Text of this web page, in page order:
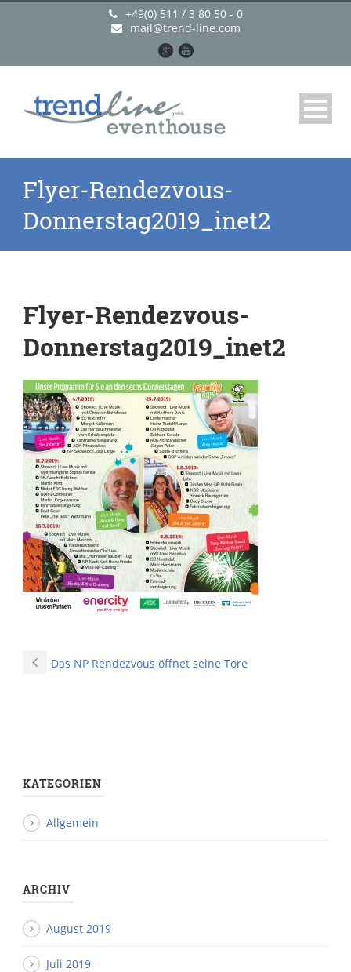
+49(0) 511 / 3 80 50 - 0
mail@trend-line.com
Flyer-Rendezvous-
Donnerstag2019_inet2
Flyer-Rendezvous-
Donnerstag2019_inet2
Das NP Rendezvous öffnet seine Tore
KATEGORIEN
Allgemein
ARCHIV
August 2019
Juli 2019